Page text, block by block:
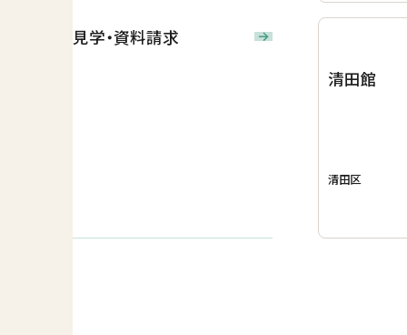
見学・資料請求
清田館
清田区